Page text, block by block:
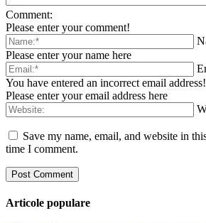
Comment:
Please enter your comment!
Please enter your name here
You have entered an incorrect email address!
Please enter your email address here
Save my name, email, and website in
time I comment.
Articole populare